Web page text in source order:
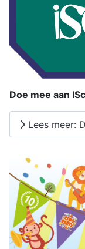
Doe mee aan
Lees meer: